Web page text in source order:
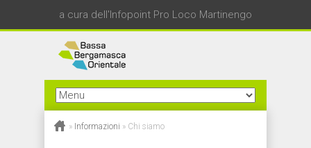
a cura dell'Infopoint Pro Loco Martinengo
» Informazioni » Chi siamo